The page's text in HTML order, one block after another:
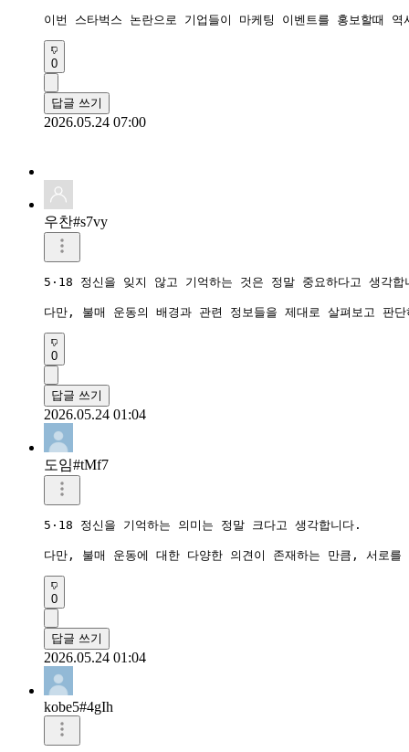
이번 스타벅스 논란으로 기업들이 마케팅 이벤트를 홍보할때
0
답글 쓰기
2026.05.24 07:00
우찬#s7vy
5·18 정신을 잊지 않고 기억하는 것은 정말 중요하다고 생각
다만, 불매 운동의 배경과 관련 정보들을 제대로 살펴보고 판
0
답글 쓰기
2026.05.24 01:04
도임#tMf7
5·18 정신을 기억하는 의미는 정말 크다고 생각합니다.
다만, 불매 운동에 대한 다양한 의견이 존재하는 만큼, 서로를
0
답글 쓰기
2026.05.24 01:04
kobe5#4gIh